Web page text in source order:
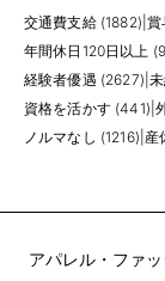
交通費支給 (1882) |賞
年間休日120日以上
経験者優遇 (2627) |
資格を活かす (441) |
ノルマなし (1216) 産
アパレル・ファ